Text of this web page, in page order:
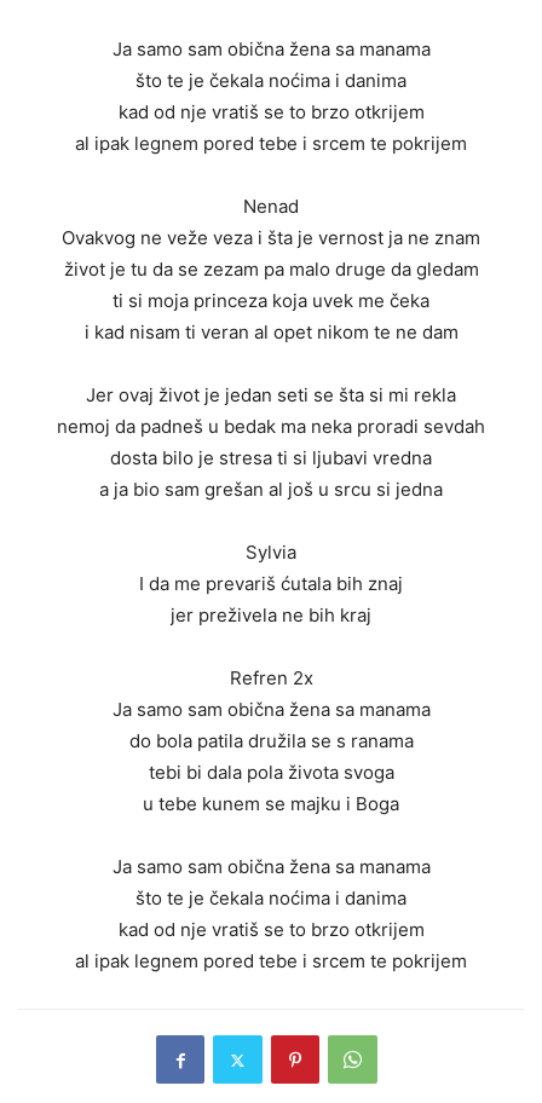
Ja samo sam obična žena sa manama
što te je čekala noćima i danima
kad od nje vratiš se to brzo otkrijem
al ipak legnem pored tebe i srcem te pokrijem
Nenad
Ovakvog ne veže veza i šta je vernost ja ne znam
život je tu da se zezam pa malo druge da gledam
ti si moja princeza koja uvek me čeka
i kad nisam ti veran al opet nikom te ne dam
Jer ovaj život je jedan seti se šta si mi rekla
nemoj da padneš u bedak ma neka proradi sevdah
dosta bilo je stresa ti si ljubavi vredna
a ja bio sam grešan al još u srcu si jedna
Sylvia
I da me prevariš ćutala bih znaj
jer preživela ne bih kraj
Refren 2x
Ja samo sam obična žena sa manama
do bola patila družila se s ranama
tebi bi dala pola života svoga
u tebe kunem se majku i Boga
Ja samo sam obična žena sa manama
što te je čekala noćima i danima
kad od nje vratiš se to brzo otkrijem
al ipak legnem pored tebe i srcem te pokrijem